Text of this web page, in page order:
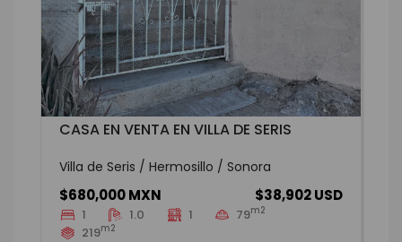
CASA EN VENTA EN VILLA DE SERIS
Villa de Seris / Hermosillo / Sonora
$680,000 MXN $38,902 USD
1 1.0 1 79m2
219m2